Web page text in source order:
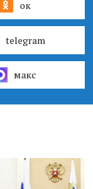
ок
telegram
макс